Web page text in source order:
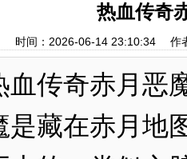
热血传奇
时间：2026-06-14 23:10:34
血传奇赤月恶
是藏在赤月地